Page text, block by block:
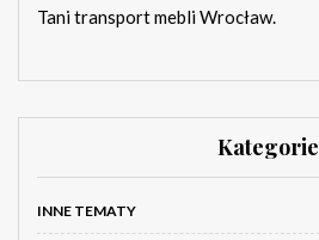
Tani transport mebli Wrocław.
Kategorie
INNE TEMATY